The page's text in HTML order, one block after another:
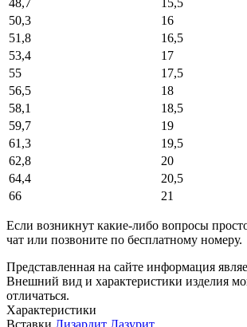
50,3
16
51,8
16,5
53,4
17
55
17,5
56,5
18
58,1
18,5
59,7
19
61,3
19,5
62,8
20
64,4
20,5
66
21
Если возникнут какие-либо вопросы
чат или позвоните по бесплатному номеру.
Представленная на сайте информация
Внешний вид и характеристики изделия
отличаться.
Характеристики
Вставки Лизардит Лазурит